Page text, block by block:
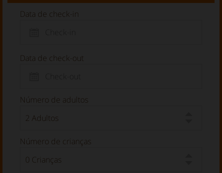
Data de check-in
Data de check-out
Número de adultos
Número de crianças